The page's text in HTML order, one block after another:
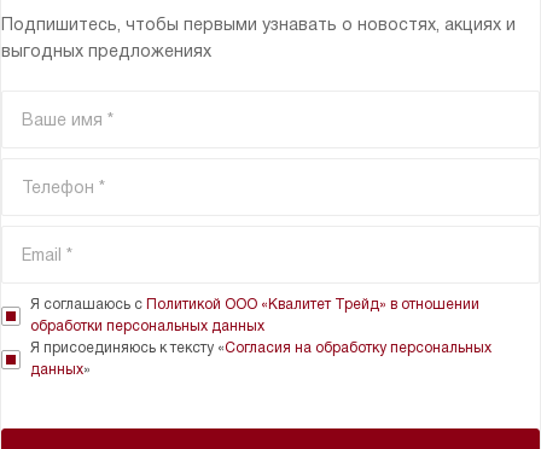
Подпишитесь, чтобы первыми узнавать о новостях, акциях и
выгодных предложениях
Я соглашаюсь с Политикой ООО «Квалитет Трейд» в отношении
обработки персональных данных
Я присоединяюсь к тексту «Согласия на обработку персональных
данных»